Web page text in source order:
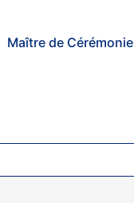
Maître de Cérémonie